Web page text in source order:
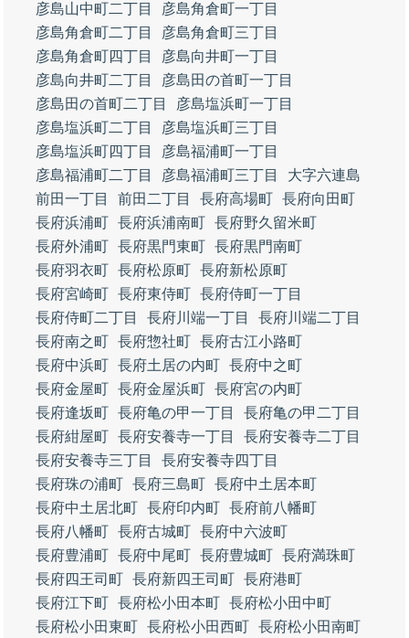
彦島山中町二丁目
彦島角倉町一丁目
彦島角倉町二丁目
彦島角倉町三丁目
彦島角倉町四丁目
彦島向井町一丁目
彦島向井町二丁目
彦島田の首町一丁目
彦島田の首町二丁目
彦島塩浜町一丁目
彦島塩浜町二丁目
彦島塩浜町三丁目
彦島塩浜町四丁目
彦島福浦町一丁目
彦島福浦町二丁目
彦島福浦町三丁目
大字六連島
前田一丁目
前田二丁目 長府高場町 長府向田町
長府浜浦町 長府浜浦南町 長府野久留米町
長府外浦町 長府黒門東町 長府黒門南町
長府羽衣町 長府松原町 長府新松原町
長府宮崎町 長府東侍町 長府侍町一丁目
長府侍町二丁目
長府川端一丁目
長府川端二丁目
長府南之町 長府惣社町 長府古江小路町
長府中浜町 長府土居の内町 長府中之町
長府金屋町 長府金屋浜町 長府宮の内町
長府逢坂町 長府亀の甲一丁目
長府亀の甲二丁目
長府紺屋町 長府安養寺一丁目
長府安養寺二丁目
長府安養寺三丁目
長府安養寺四丁目
長府珠の浦町 長府三島町 長府中土居本町
長府中土居北町 長府印内町 長府前八幡町
長府八幡町 長府古城町 長府中六波町
長府豊浦町 長府中尾町 長府豊城町 長府満珠町
長府四王司町 長府新四王司町 長府港町
長府江下町 長府松小田本町 長府松小田中町
長府松小田東町 長府松小田西町 長府松小田南町